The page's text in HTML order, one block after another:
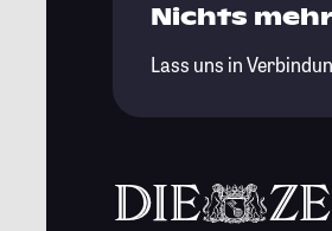
Nichts
Lass uns in